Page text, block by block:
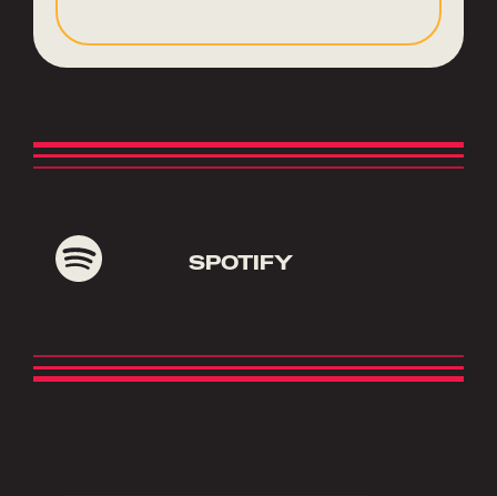
SPOTIFY